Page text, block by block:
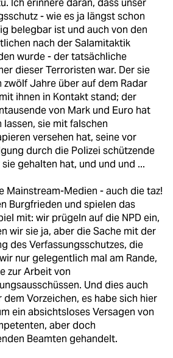
- wie es ja längst schon
belegbar ist und auch von den
nach der Salamitaktik
wurde - der tatsächliche
dieser Terroristen war. Der sie
zwölf Jahre über auf dem Radar
ihnen in Kontakt stand; der
von Mark und Euro hat
lassen, sie mit falschen
versehen hat, seine vor
durch die Polizei schützende
gehalten hat, und und und ...
Mainstream-Medien - auch die taz!
Burgfrieden und spielen das
mit: wir prügeln auf die NPD ein,
wir sie ja, aber die Sache mit der
des Verfassungsschutzes, die
nur gelegentlich mal am Rande,
zur Arbeit von
Und dies auch
Vorzeichen, es habe sich hier
ein absichtsloses Versagen von
aber doch
Beamten gehandelt.